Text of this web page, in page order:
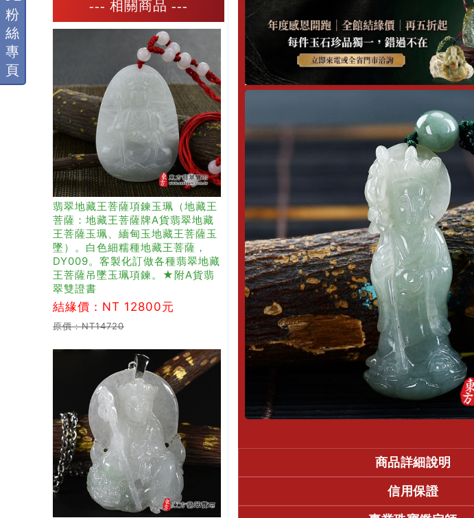
--- 相關商品 ---
翡翠地藏王菩薩項鍊玉珮（地藏王
菩薩：地藏王菩薩牌A貨翡翠地藏
王菩薩玉珮、緬甸玉地藏王菩薩玉
墜）。白色細糯種地藏王菩薩，
DY009。客製化訂做各種翡翠地藏
王菩薩吊墜玉珮項鍊。★附A貨翡
翠雙證書
結緣價：NT 12800元
原價：NT14720
商品詳細說明
信用保證
粉
絲
專
頁